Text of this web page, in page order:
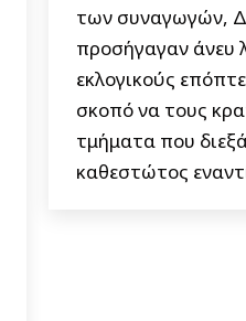
των συναγωγών,
προσήγαγαν άνευ
εκλογικούς
σκοπό να τους
τμήματα που
καθεστώτος